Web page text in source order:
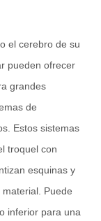
el cerebro de su
pueden ofrecer
grandes
de
Estos sistemas
troquel con
esquinas y
Puede
inferior para una